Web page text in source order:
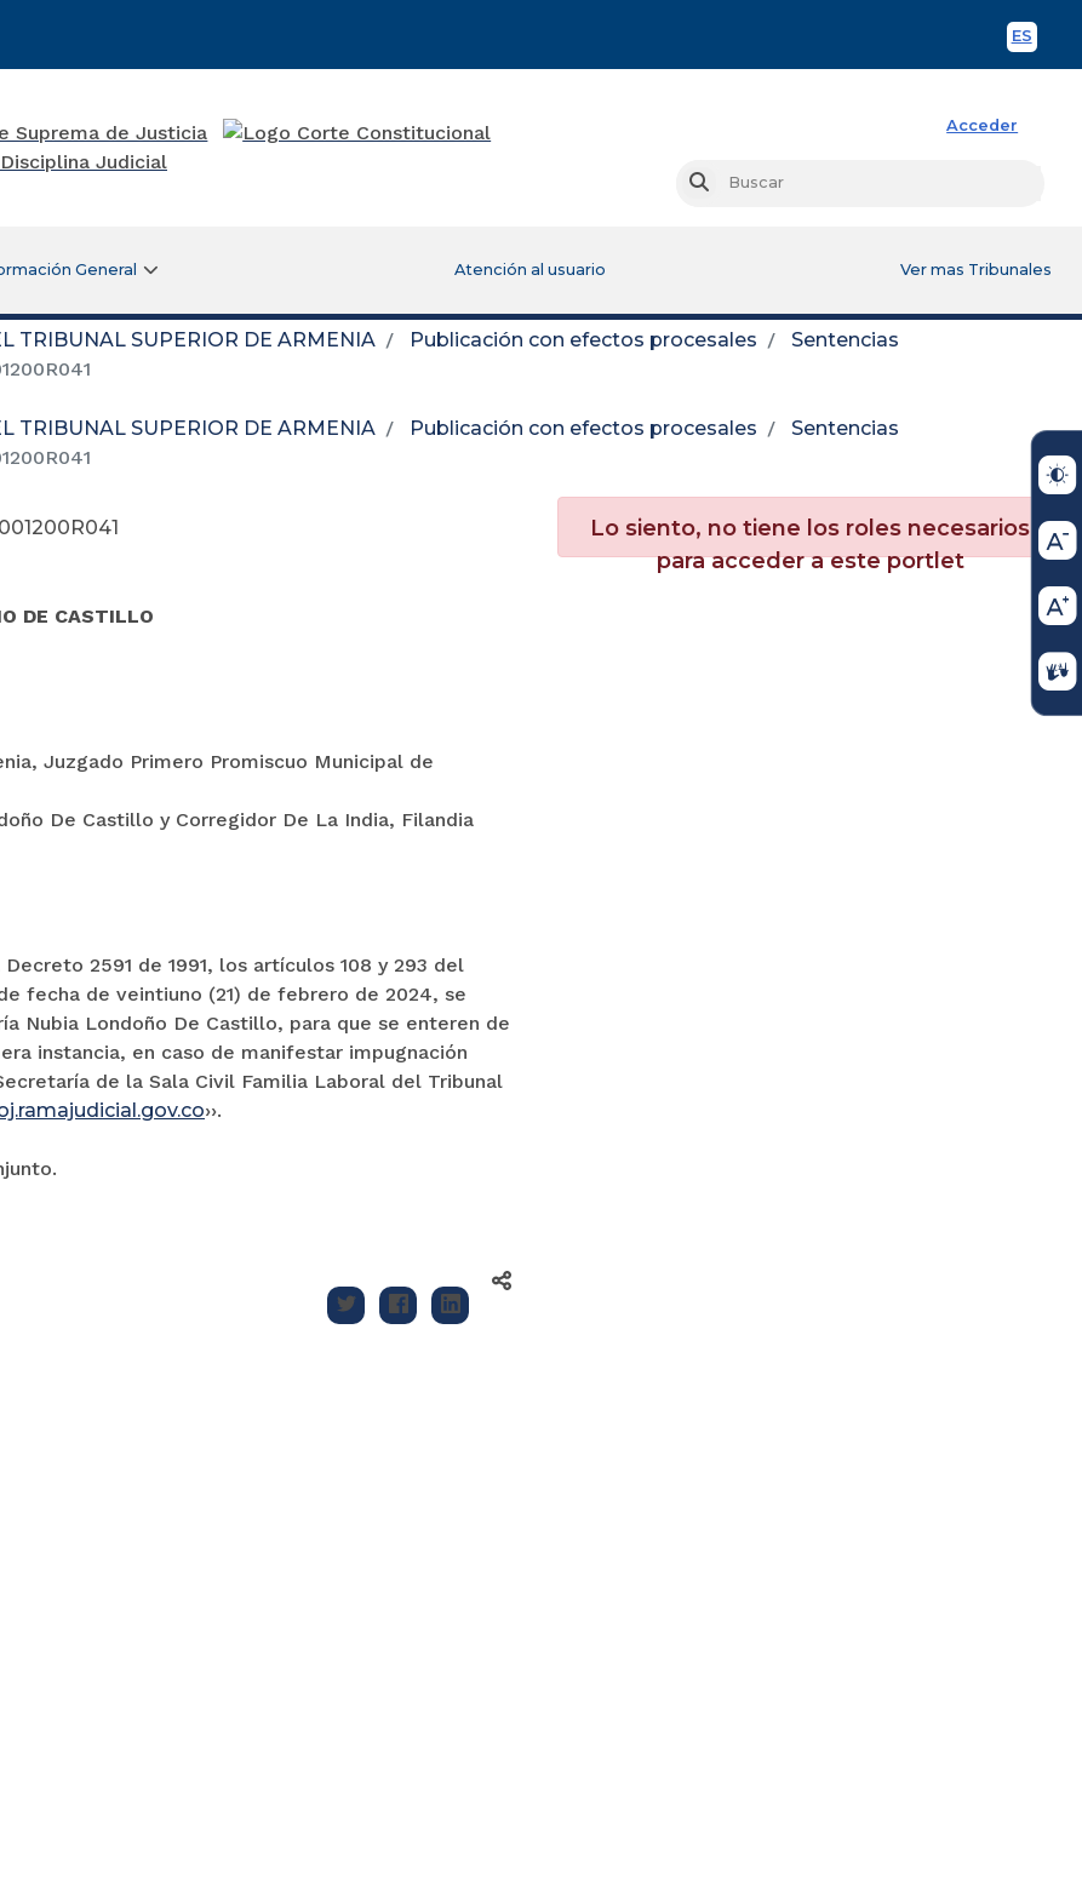
ES
Acceder
Buscar
General Atención al usuario Ver mas Tribunales
TRIBUNAL SUPERIOR DE ARMENIA Publicación con efectos procesales
Sentencias
TRIBUNAL SUPERIOR DE ARMENIA Publicación con efectos procesales
Sentencias
DE CASTILLO
Juzgado Primero Promiscuo Municipal de
De Castillo y Corregidor De La India, Filandia
2591 de 1991, los artículos 108 y 293 del
fecha de veintiuno (21) de febrero de 2024, se
Nubia Londoño De Castillo, para que se enteren de
instancia, en caso de manifestar impugnación
de la Sala Civil Familia Laboral del Tribunal
››.
Lo siento, no tiene los roles necesarios
para acceder a este portlet